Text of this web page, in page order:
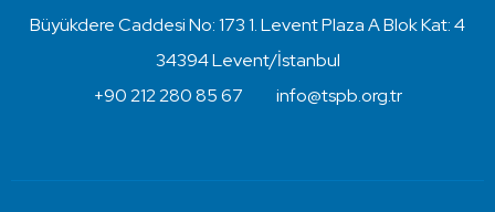
Büyükdere Caddesi No: 173 1. Levent Plaza A Blok Kat: 4
34394 Levent/İstanbul
+90 212 280 85 67
info@tspb.org.tr